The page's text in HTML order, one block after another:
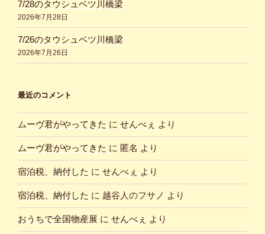
7/28のタウシュベツ川橋梁
2026年7月28日
7/26のタウシュベツ川橋梁
2026年7月26日
最近のコメント
ムーヴ君がやってきた に せんべぇ より
ムーヴ君がやってきた に 匿名 より
宿泊税、納付した に せんべぇ より
宿泊税、納付した に 越谷人のフサノ より
おうちで全国物産展 に せんべぇ より